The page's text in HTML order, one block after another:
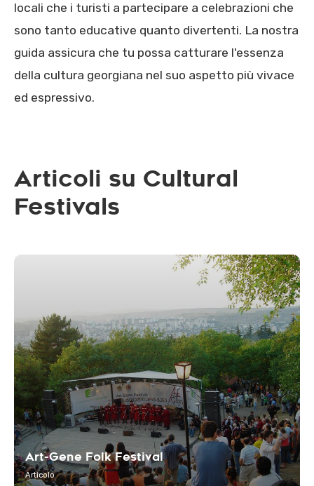
locali che i turisti a partecipare a celebrazioni che
sono tanto educative quanto divertenti. La nostra
guida assicura che tu possa catturare l'essenza
della cultura georgiana nel suo aspetto più vivace
ed espressivo.
Articoli su Cultural
Festivals
Art-Gene Folk Festival
Articolo